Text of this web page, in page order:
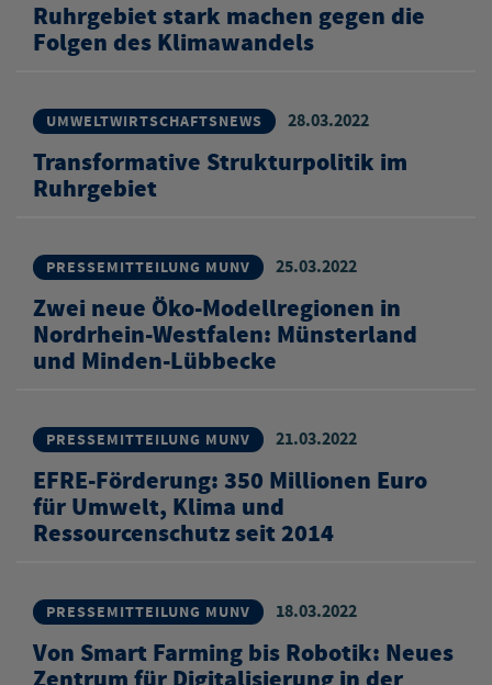
Ruhrgebiet stark machen gegen die
Folgen des Klimawandels
UMWELTWIRTSCHAFTSNEWS 28.03.2022
Transformative Strukturpolitik im
Ruhrgebiet
PRESSEMITTEILUNG MUNV 25.03.2022
Zwei neue Öko-Modellregionen in
Nordrhein-Westfalen: Münsterland
und Minden-Lübbecke
PRESSEMITTEILUNG MUNV 21.03.2022
EFRE-Förderung: 350 Millionen Euro
für Umwelt, Klima und
Ressourcenschutz seit 2014
PRESSEMITTEILUNG MUNV 18.03.2022
Von Smart Farming bis Robotik: Neues